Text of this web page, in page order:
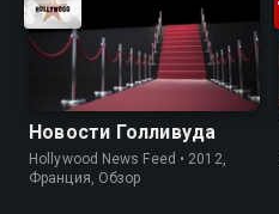
Новости Голливуда
Hollywood News Feed • 2012,
Франция, Обзор